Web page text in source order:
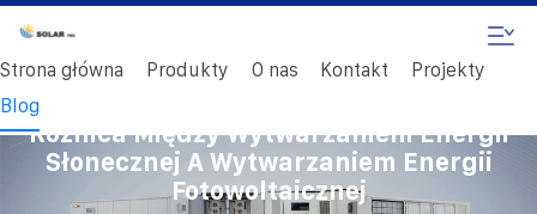
Strona główna Produkty O nas Kontakt
Projekty
Blog
Różnica Między Wytwarzaniem Energii
Słonecznej A Wytwarzaniem Energii
Fotowoltaicznej